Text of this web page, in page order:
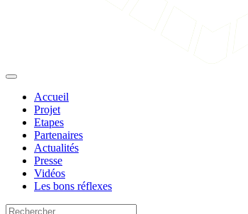
Accueil
Projet
Etapes
Partenaires
Actualités
Presse
Vidéos
Les bons réflexes